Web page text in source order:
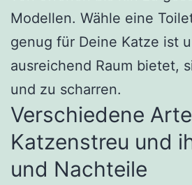
Modellen. Wähle eine
genug für Deine Katze ist
ausreichend Raum bietet,
und zu scharren.
Verschiedene
Katzenstreu und
und Nachteile